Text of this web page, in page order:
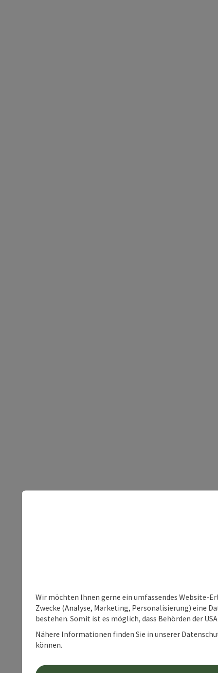
Wir möchten Ihnen gerne ein umfassendes Website-
Zwecke (Analyse, Marketing, Personalisierung) eine
bestehen. Somit ist es möglich, dass Behörden der
Nähere Informationen finden Sie in unserer
können.